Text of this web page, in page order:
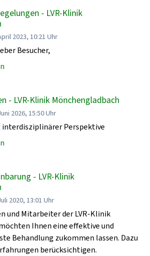
- LVR-Klinik
2023, 10:21 Uhr
Besucher,
- LVR-Klinik Mönchengladbach
2026, 15:50 Uhr
Perspektive
- LVR-Klinik
2020, 13:01 Uhr
und Mitarbeiter der LVR-Klinik
Ihnen eine effektive und
Behandlung zukommen lassen. Dazu
berücksichtigen.